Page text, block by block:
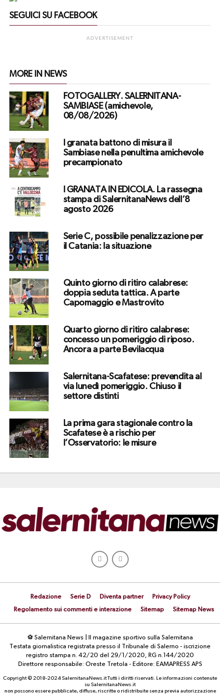
SEGUICI SU FACEBOOK
ADVERTISEMENT
MORE IN NEWS
FOTOGALLERY. SALERNITANA-
SAMBIASE (amichevole,
08/08/2026)
I granata battono di misura il
Sambiase nella penultima amichevole
precampionato
I GRANATA IN EDICOLA. La rassegna
stampa di SalernitanaNews dell’8
agosto 2026
Serie C, possibile penalizzazione per
il Catania: la situazione
Quinto giorno di ritiro calabrese:
doppia seduta tattica. A parte
Capomaggio e Mastrovito
Quarto giorno di ritiro calabrese:
concesso un pomeriggio di riposo.
Ancora a parte Bevilacqua
Salernitana-Scafatese: prevendita al
via lunedì pomeriggio. Chiuso il
settore distinti
La prima gara stagionale contro la
Scafatese è a rischio per
l’Osservatorio: le misure
Redazione Serie D Diventa partner
Privacy Policy
Regolamento sui commenti e interazione
Sitemap Sitemap News
⚽ Salernitana News | Il magazine sportivo sulla Salernitana
Testata giornalistica registrata presso il Tribunale di Salerno - iscrizione
registro stampa n. 42/20 del 29/1/2020, RG n.144/2020
Direttore responsabile: Oreste Tretola - Editore: EAMAPRESS APS
Copyright © 2018-2024 SalernitanaNews.it Tutti i diritti riservati. Le informazioni contenute
su SalernitanaNews.it
non possono essere pubblicate, diffuse, riscritte o ridistribuite senza previa autorizzazione